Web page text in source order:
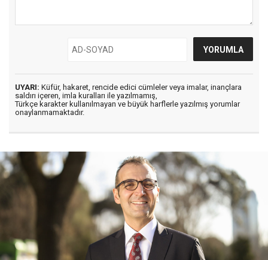
UYARI: Küfür, hakaret, rencide edici cümleler veya imalar, inançlara
saldırı içeren, imla kuralları ile yazılmamış,
Türkçe karakter kullanılmayan ve büyük harflerle yazılmış yorumlar
onaylanmamaktadır.